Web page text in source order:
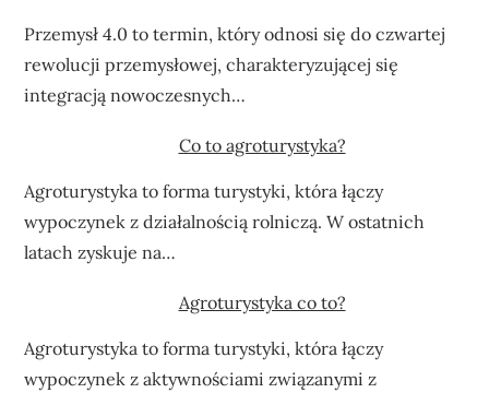
Przemysł 4.0 to termin, który odnosi się do czwartej
rewolucji przemysłowej, charakteryzującej się
integracją nowoczesnych…
Co to agroturystyka?
Agroturystyka to forma turystyki, która łączy
wypoczynek z działalnością rolniczą. W ostatnich
latach zyskuje na…
Agroturystyka co to?
Agroturystyka to forma turystyki, która łączy
wypoczynek z aktywnościami związanymi z